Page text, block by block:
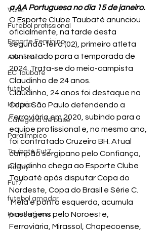
Vôlei
Futebol profissional
Esporte Feminino
Atletismo
EC Taubaté
futebol
História
Categoria de base
Paralímpico
Taubaté Fut7
Rugby
Fut7
futebol amador
Paratletismo
a AA Portuguesa no dia 15 de janeiro.
O Esporte Clube Taubaté anunciou
oficialmente, na tarde desta
segunda-feira (02), primeiro atleta
contratado para a temporada de
2024. Trata-se do meio-campista
Claudinho de 24 anos.
Claudinho, 24 anos foi destaque na
Copa São Paulo defendendo a
Ferroviária em 2020, subindo para a
equipe profissional e, no mesmo ano,
foi contratado Cruzeiro BH. Atual
campão sergipano pelo Confiança,
Claudinho chega ao Esporte Clube
Taubaté após disputar Copa do
Nordeste, Copa do Brasil e Série C.
Meia e ponta esquerda, acumula
passagens pelo Noroeste,
Ferroviária, Mirassol, Chapecoense,